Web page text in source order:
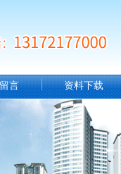
言 资料下载